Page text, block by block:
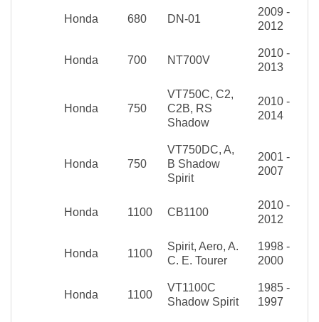
Honda 680 DN-01
2009 -
2012
Honda 700 NT700V
2010 -
2013
Honda 750
VT750C, C2,
C2B, RS
Shadow
2010 -
2014
Honda 750
VT750DC, A,
B Shadow
Spirit
2001 -
2007
Honda 1100 CB1100
2010 -
2012
Honda 1100
Spirit, Aero, A.
C. E. Tourer
1998 -
2000
Honda 1100
VT1100C
Shadow Spirit
1985 -
1997